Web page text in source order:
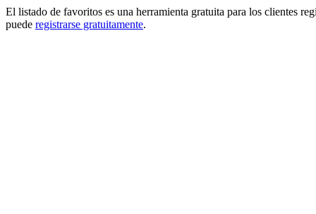
El listado de favoritos es una herramienta gratuita para los clientes
puede registrarse gratuitamente.